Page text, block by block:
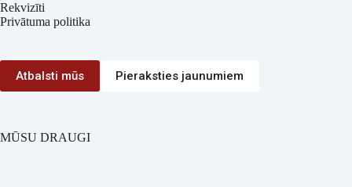
Rekvizīti
Privātuma politika
Atbalsti mūs Pieraksties jaunumiem
MŪSU DRAUGI